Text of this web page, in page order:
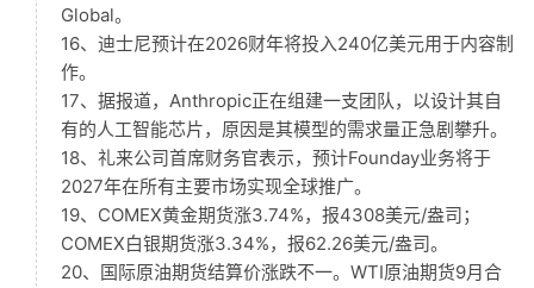
Global。
16、迪士尼预计在2026财年将投入240亿美元用于内容制
作。
17、据报道，Anthropic正在组建一支团队，以设计其自
有的人工智能芯片，原因是其模型的需求量正急剧攀升。
18、礼来公司首席财务官表示，预计Founday业务将于
2027年在所有主要市场实现全球推广。
19、COMEX黄金期货涨3.74%，报4308美元/盎司；
COMEX白银期货涨3.34%，报62.26美元/盎司。
20、国际原油期货结算价涨跌不一。WTI原油期货9月合